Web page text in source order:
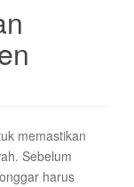
memastikan
Sebelum
harus